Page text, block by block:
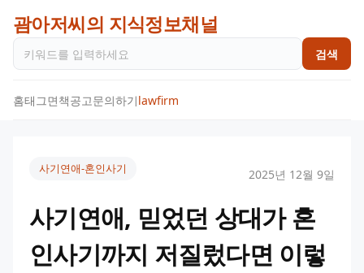
괌아저씨의 지식정보채널
검색
홈태그면책공고문의하기lawfirm
사기연애-혼인사기 2025년 12월 9일
사기연애, 믿었던 상대가 혼
인사기까지 저질렀다면 이렇